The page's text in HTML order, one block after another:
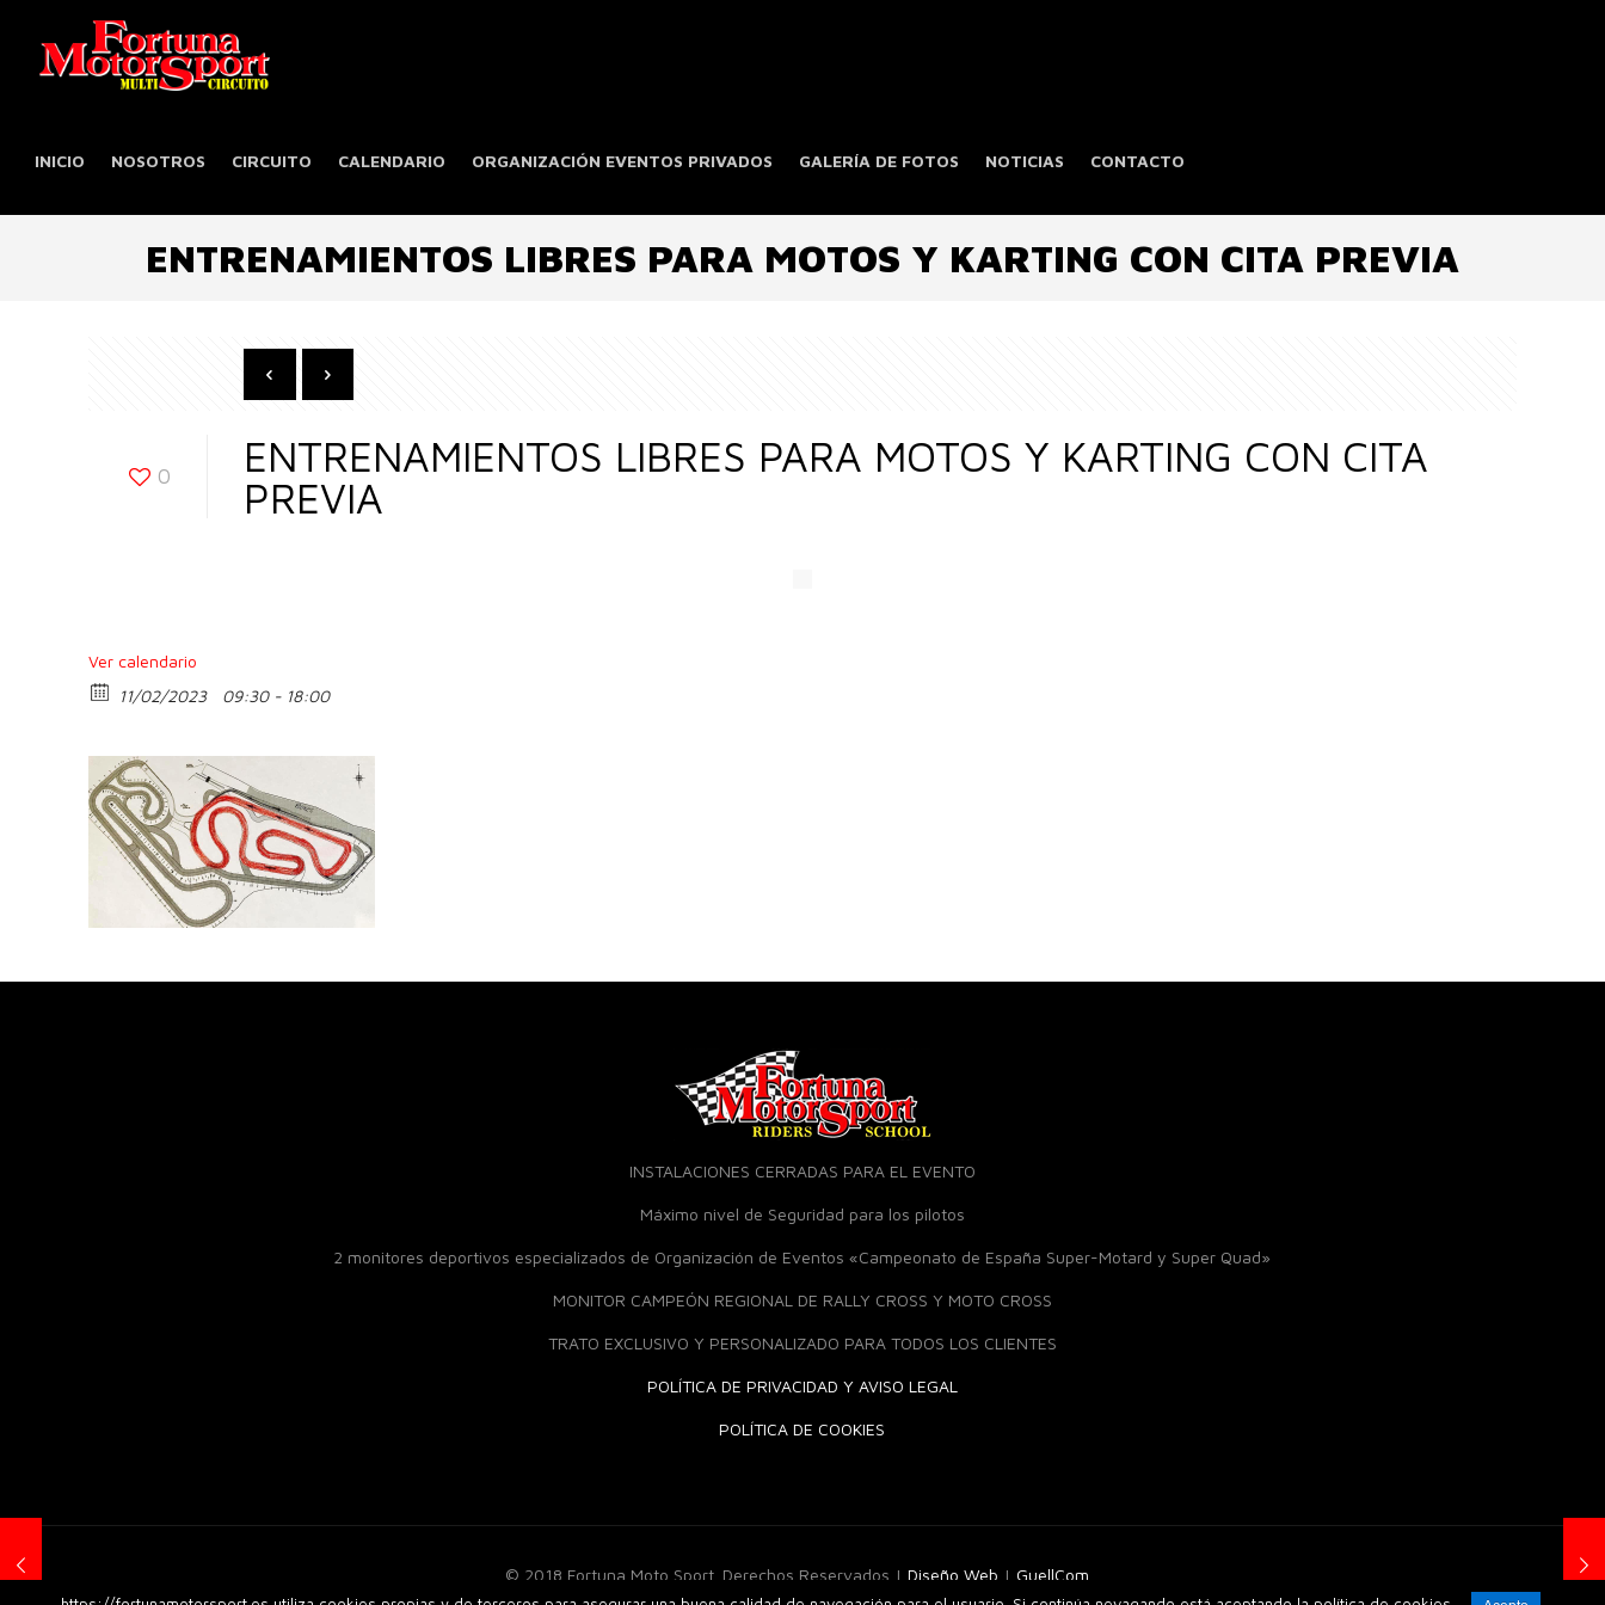
INICIO NOSOTROS CIRCUITO CALENDARIO ORGANIZACIÓN EVENTOS PRIVADOS GALERÍA DE FOTOS NOTICIAS CONTACTO
ENTRENAMIENTOS LIBRES PARA MOTOS Y KARTING CON CITA PREVIA
0
ENTRENAMIENTOS LIBRES PARA MOTOS Y KARTING CON CITA
PREVIA
Ver calendario
11/02/2023
09:30 - 18:00
INSTALACIONES CERRADAS PARA EL EVENTO
Máximo nivel de Seguridad para los pilotos
2 monitores deportivos especializados de Organización de Eventos «Campeonato de España Super-Motard y Super Quad»
MONITOR CAMPEÓN REGIONAL DE RALLY CROSS Y MOTO CROSS
TRATO EXCLUSIVO Y PERSONALIZADO PARA TODOS LOS CLIENTES
POLÍTICA DE PRIVACIDAD Y AVISO LEGAL
POLÍTICA DE COOKIES
© 2018 Fortuna Moto Sport. Derechos Reservados |Diseño Web | GuellCom_